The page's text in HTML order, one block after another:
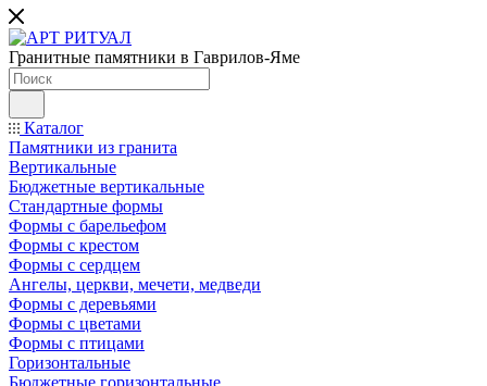
Гранитные памятники в Гаврилов-Яме
Каталог
Памятники из гранита
Вертикальные
Бюджетные вертикальные
Стандартные формы
Формы с барельефом
Формы с крестом
Формы с сердцем
Ангелы, церкви, мечети, медведи
Формы с деревьями
Формы с цветами
Формы с птицами
Горизонтальные
Бюджетные горизонтальные